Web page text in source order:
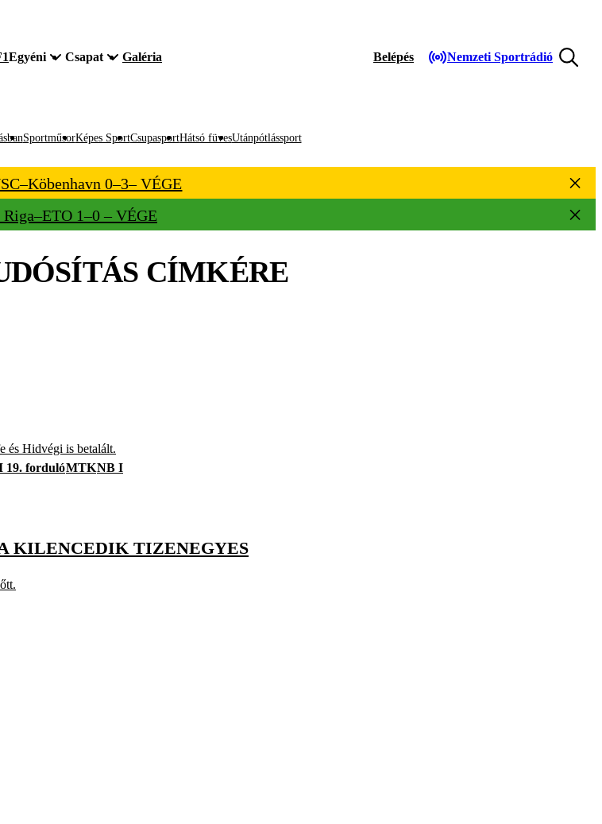
Egyéni Csapat Galéria Belépés Nemzeti Sportrádió
SportműsorKépes SportCsupasportHátsó füvesUtánpótlássport
0–3– VÉGE
1–0 – VÉGE
CÍMKÉRE
és Hidvégi is betalált.
19. fordulóMTKNB I
KILENCEDIK TIZENEGYES